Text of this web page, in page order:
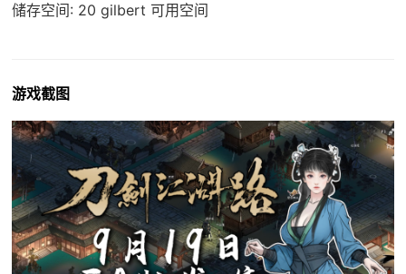
储存空间: 20 gilbert 可用空间
游戏截图